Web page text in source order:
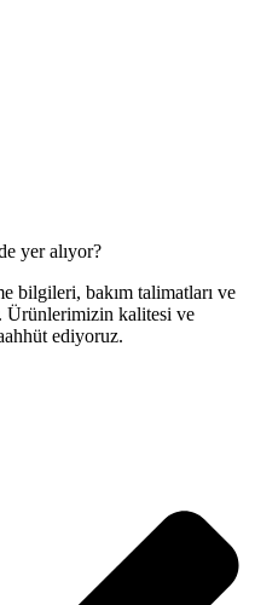
yer alıyor?
bilgileri, bakım talimatları ve
Ürünlerimizin kalitesi ve
ediyoruz.